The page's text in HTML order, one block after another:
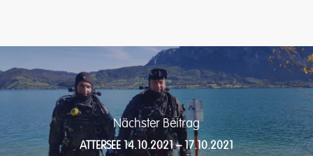
Nächster Beitrag
ATTERSEE 14.10.2021 – 17.10.2021